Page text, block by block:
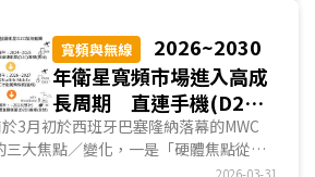
衛星的重要性正持續提升，其「有線
式正成為許多國家／區域部署固網的主
正逐漸從單純的速率競爭，轉向提高覆
與多場景整合的發展面向。...
寬頻與無線
2026~2030
年衛星寬頻市場進入高成
長周期 直連手機(D2C)
從利基型應用走向標準化
服務
3月初於西班牙巴塞隆納落幕的MWC
大焦點／變化，一是「硬體焦點從用
設備」、二是「AI逐漸從輔助功...2026-03-31